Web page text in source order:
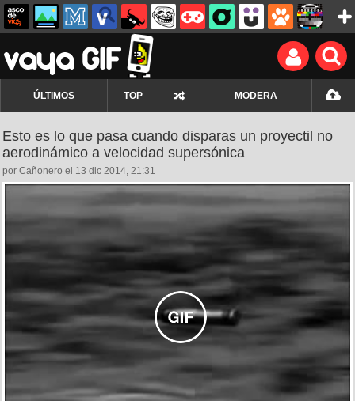
ÚLTIMOS TOP MODERA
Esto es lo que pasa cuando disparas un proyectil no
aerodinámico a velocidad supersónica
por Cañonero el 13 dic 2014, 21:31